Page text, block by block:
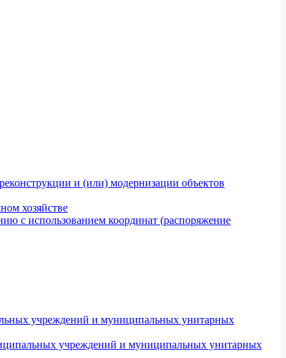
и (или) модернизации объектов
хозяйстве
с использованием координат (распоряжение
учреждений и муниципальных унитарных
учреждений и муниципальных унитарных